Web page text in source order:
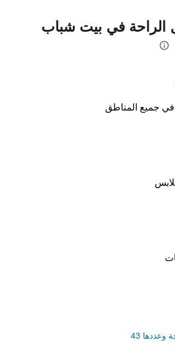
الراحة في بيت شباب
جميع المناطق
43